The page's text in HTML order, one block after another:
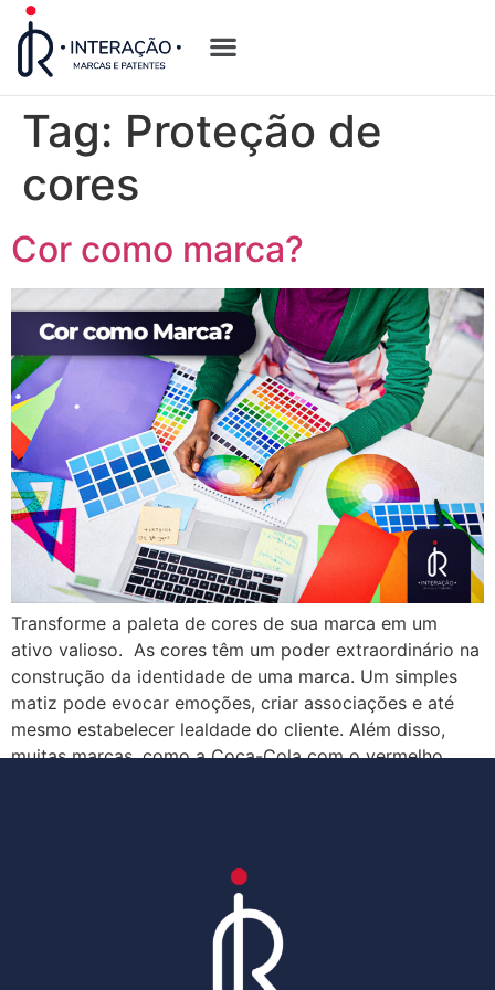
Tag: Proteção de
cores
Cor como marca?
Transforme a paleta de cores de sua marca em um
ativo valioso. As cores têm um poder extraordinário na
construção da identidade de uma marca. Um simples
matiz pode evocar emoções, criar associações e até
mesmo estabelecer lealdade do cliente. Além disso,
muitas marcas, como a Coca-Cola com o vermelho,